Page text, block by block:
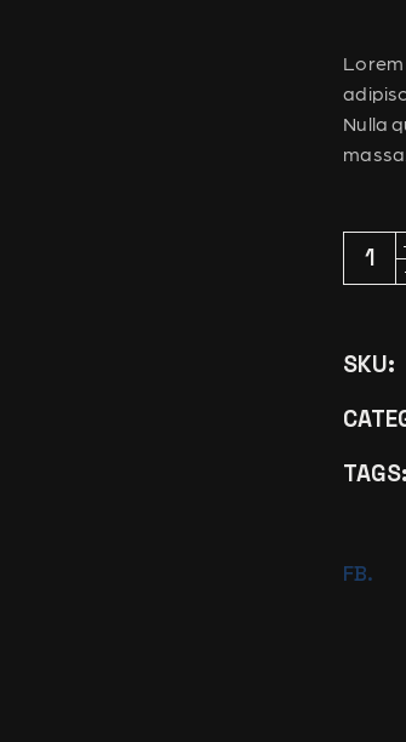
Nulla
Nova
SKU:
FB.